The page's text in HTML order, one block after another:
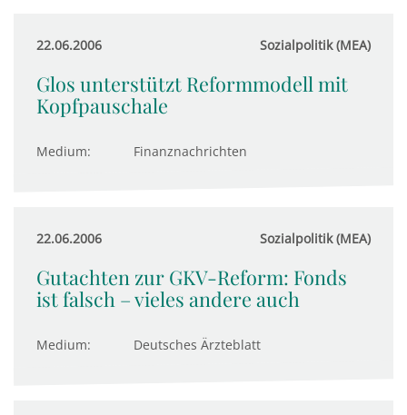
22.06.2006 Sozialpolitik (MEA)
Glos unterstützt Reformmodell mit
Kopfpauschale
Medium: Finanznachrichten
22.06.2006 Sozialpolitik (MEA)
Gutachten zur GKV-Reform: Fonds
ist falsch – vieles andere auch
Medium: Deutsches Ärzteblatt